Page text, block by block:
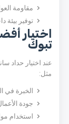
مقاومة
توفير بيئة
اختيار
تبوك
عند اختيار حداد
مثل:
الخبرة في
جودة
استخدام